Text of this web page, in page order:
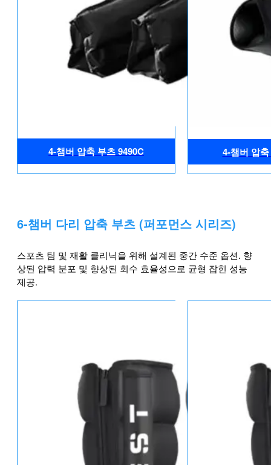
4-챔버 압축 부츠 9490C 4-챔버 압
6-챔버 다리 압축 부츠 (퍼포먼스 시리즈)
스포츠 팀 및 재활 클리닉을 위해 설계된 중간 수준 옵션. 향
상된 압력 분포 및 향상된 회수 효율성으로 균형 잡힌 성능
제공.